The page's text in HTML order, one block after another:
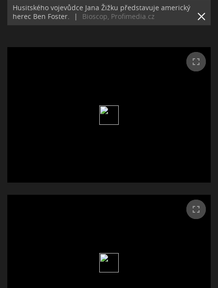
Husitského vojevůdce Jana Žižku představuje americký
herec Ben Foster.
| Bioscop, Profimedia.cz